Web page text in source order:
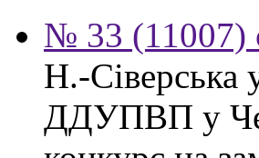
№ 33 (11007)
Н.-Сіверська
ДДУПВП у